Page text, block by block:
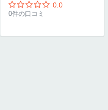
0.0
0件の口コミ